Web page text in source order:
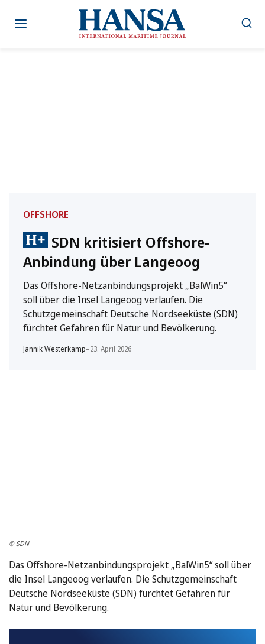
Inhalt
OFFSHORE
SDN kritisiert Offshore-
Anbindung über Langeoog
Das Offshore-Netzanbindungsprojekt „BalWin5“
soll über die Insel Langeoog verlaufen. Die
Schutzgemeinschaft Deutsche Nordseeküste (SDN)
fürchtet Gefahren für Natur und Bevölkerung.
Jannik Westerkamp–23. April 2026
© SDN
Das Offshore-Netzanbindungsprojekt „BalWin5“ soll über
die Insel Langeoog verlaufen. Die Schutzgemeinschaft
Deutsche Nordseeküste (SDN) fürchtet Gefahren für
Natur und Bevölkerung.